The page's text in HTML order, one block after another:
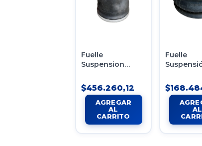
Fuelle
Suspension
Tipo 370
Firestone Boero
$456.260,12
Fuelle
2c20-